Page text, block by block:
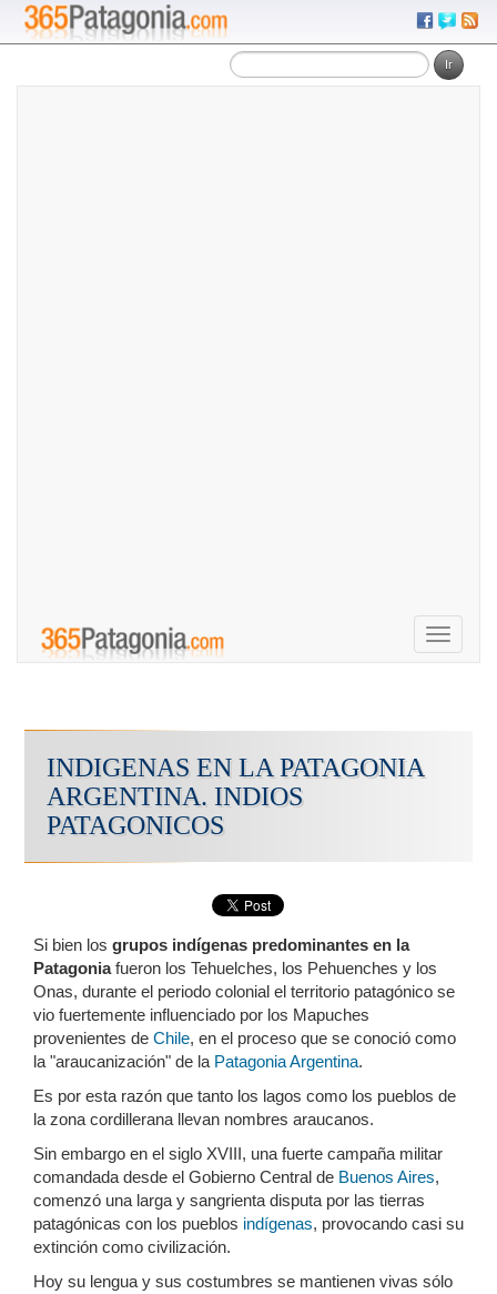
Toggle
INDIGENAS EN LA PATAGONIA
ARGENTINA. INDIOS
PATAGONICOS
Si bien los grupos indígenas predominantes en la
Patagoniafueron los Tehuelches, los Pehuenches y los
Onas, durante el periodo colonial el territorio patagónico se
vio fuertemente influenciado por los Mapuches
provenientes de Chile, en el proceso que se conoció como
la "araucanización" de la Patagonia Argentina.
Es por esta razón que tanto los lagos como los pueblos de
la zona cordillerana llevan nombres araucanos.
Sin embargo en el siglo XVIII, una fuerte campaña militar
comandada desde el Gobierno Central de Buenos Aires,
comenzó una larga y sangrienta disputa por las tierras
patagónicas con los pueblos indígenas, provocando casi su
extinción como civilización.
Hoy su lengua y sus costumbres se mantienen vivas sólo